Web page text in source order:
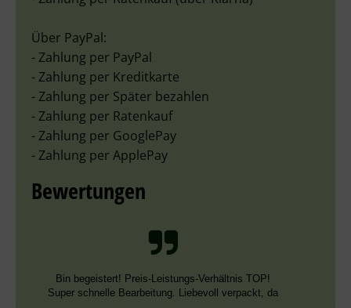
Über PayPal:
- Zahlung per PayPal
- Zahlung per Kreditkarte
- Zahlung per Später bezahlen
- Zahlung per Ratenkauf
- Zahlung per GooglePay
- Zahlung per ApplePay
Bewertungen
Schnelle Bearbeitung, nur leider falsche Farben,
die aber dieselben DMC Nummern trugen.